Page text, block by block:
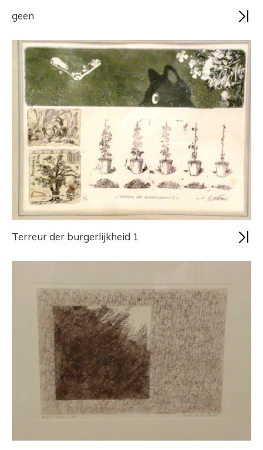
geen
Terreur der burgerlijkheid 1